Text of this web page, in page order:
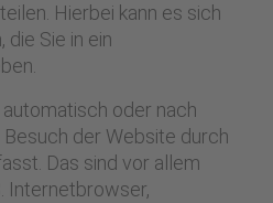
Hierbei kann es sich
die Sie in ein
oder nach
Besuch der Website durch
Das sind vor allem
Internetbrowser,